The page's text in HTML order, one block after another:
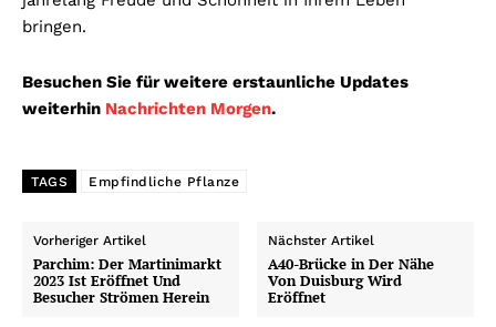
bringen.
Besuchen Sie für weitere erstaunliche Updates
weiterhin Nachrichten Morgen.
TAGS Empfindliche Pflanze
Vorheriger Artikel
Parchim: Der Martinimarkt
2023 Ist Eröffnet Und
Besucher Strömen Herein
Nächster Artikel
A40-Brücke in Der Nähe
Von Duisburg Wird
Eröffnet